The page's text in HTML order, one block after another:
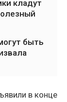
кладут
быть
в конце